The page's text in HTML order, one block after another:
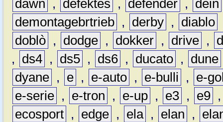
dawn , defektes , defender , dein
demontagebrtrieb , derby , diablo
doblò , dodge , dokker , drive ,
,
ds4 , ds5 , ds6 , ducato , dune
dyane , e , e-auto , e-bulli ,
e-
e-serie , e-tron , e-up , e3 , e9
ecosport , edge , ela , elan ,